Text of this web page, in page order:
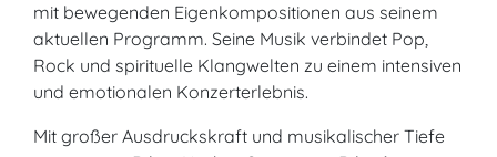
mit bewegenden Eigenkompositionen aus seinem
aktuellen Programm. Seine Musik verbindet Pop,
Rock und spirituelle Klangwelten zu einem intensiven
und emotionalen Konzerterlebnis.
Mit großer Ausdruckskraft und musikalischer Tiefe